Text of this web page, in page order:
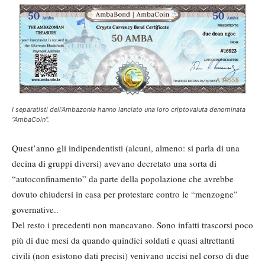
I separatisti dell’Ambazonia hanno lanciato una loro criptovaluta denominata
“AmbaCoin”.
Quest’anno gli indipendentisti (alcuni, almeno: si parla di una
decina di gruppi diversi) avevano decretato una sorta di
“autoconfinamento” da parte della popolazione che avrebbe
dovuto chiudersi in casa per protestare contro le “menzogne”
governative..
Del resto i precedenti non mancavano. Sono infatti trascorsi poco
più di due mesi da quando quindici soldati e quasi altrettanti
civili (non esistono dati precisi) venivano uccisi nel corso di due